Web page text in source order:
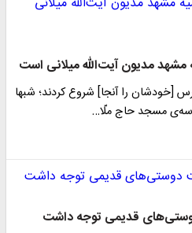
مشهد مدیون آیت‌الله میلانی است
[خودشان را آنجا] شروع کردند؛ شبها
مسجد حاج ملّا…
قدیمی توجه داشت